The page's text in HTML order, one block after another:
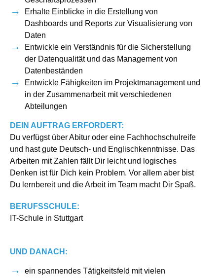
Erhalte Einblicke in die Erstellung von
Dashboards und Reports zur Visualisierung von
Daten
Entwickle ein Verständnis für die Sicherstellung
der Datenqualität und das Management von
Datenbeständen
Entwickle Fähigkeiten im Projektmanagement und
in der Zusammenarbeit mit verschiedenen
Abteilungen
DEIN AUFTRAG ERFORDERT:
Du verfügst über Abitur oder eine Fachhochschulreife
und hast gute Deutsch- und Englischkenntnisse. Das
Arbeiten mit Zahlen fällt Dir leicht und logisches
Denken ist für Dich kein Problem. Vor allem aber bist
Du lernbereit und die Arbeit im Team macht Dir Spaß.
BERUFSSCHULE:
IT-Schule in Stuttgart
UND DANACH:
ein spannendes Tätigkeitsfeld mit vielen